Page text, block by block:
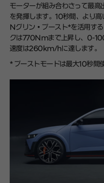
モーターが組み合わさって最
を発揮します。10秒間、より
Nグリン・ブースト*を活用す
クは770Nmまで上昇し、0-
速度は260km/hに達します。
* ブーストモードは最大10秒間